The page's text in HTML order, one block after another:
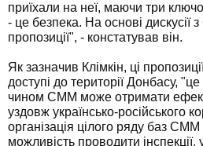
приїхали на неї, маючи три
- це безпека. На основі дискусії
пропозиції", - констатував він.
Як зазначив Клімкін, ці
доступі до території Донбасу,
чином СММ може отримати
уздовж українсько-російського
організація цілого ряду баз
можливість проводити